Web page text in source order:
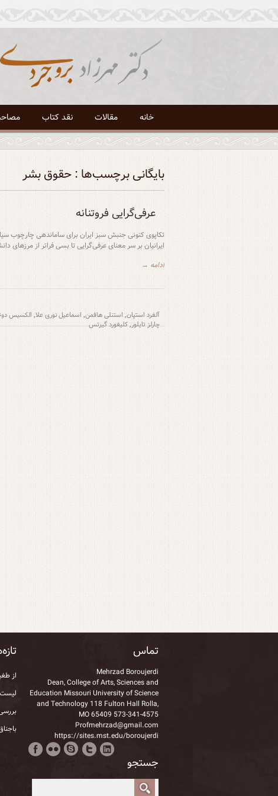
خانه مقالات نقد کتاب
بایگانی برچسب‌ها : حقوق بشر
عرفی‌گرایی فروتنانه
تکاپوی کنونی جنبش سبز ایران برای ساماندهی چارچوب
ایرانیان بر سر معنای عرفی‌گرایی تا بسی فراتر از مرزهای
ادامه →
آلفرد استپان, استنلی هافمن, اسماعیل نوری علا, الکسیس
چارلز تایلور,کلیفورد گیرتس
از
تماس
Mehrzad Boroujerdi
Dean, College of Arts, Sciences and
Education Missouri University of Science
and Technology 118 Fulton Hall Rolla,
MO 65409 573-341-4575
Profmehrzad@gmail.com
https://sites.mst.edu/boroujerdi
جستجو